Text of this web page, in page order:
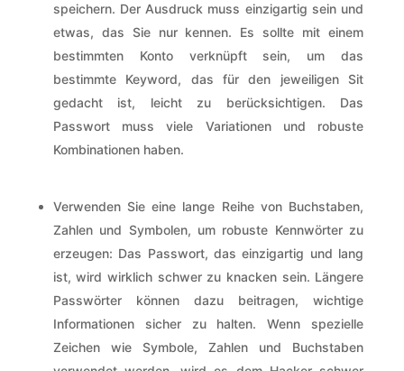
speichern. Der Ausdruck muss einzigartig sein und
etwas, das Sie nur kennen. Es sollte mit einem
bestimmten Konto verknüpft sein, um das
bestimmte Keyword, das für den jeweiligen Sit
gedacht ist, leicht zu berücksichtigen. Das
Passwort muss viele Variationen und robuste
Kombinationen haben.
Verwenden Sie eine lange Reihe von Buchstaben,
Zahlen und Symbolen, um robuste Kennwörter zu
erzeugen: Das Passwort, das einzigartig und lang
ist, wird wirklich schwer zu knacken sein. Längere
Passwörter können dazu beitragen, wichtige
Informationen sicher zu halten. Wenn spezielle
Zeichen wie Symbole, Zahlen und Buchstaben